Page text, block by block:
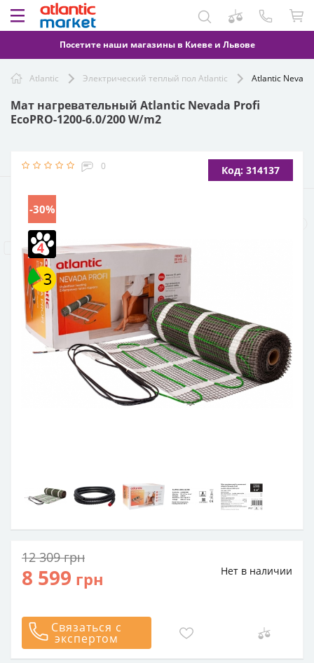
Посетите наши магазины в Киеве и Львове
Atlantic Электрический теплый пол Atlantic Atlantic
Мат нагревательный Atlantic Nevada Profi
EcoPRO-1200-6.0/200 W/m2
0 Код: 314137
-30%
Нет в наличии
8 599 грн
12 309грн
Связаться с
экспертом